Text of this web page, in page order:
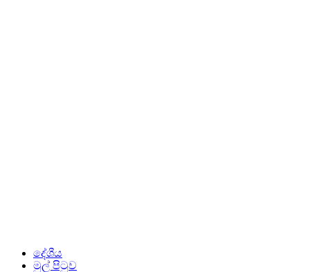
දේශීය
මුල් පිටුව